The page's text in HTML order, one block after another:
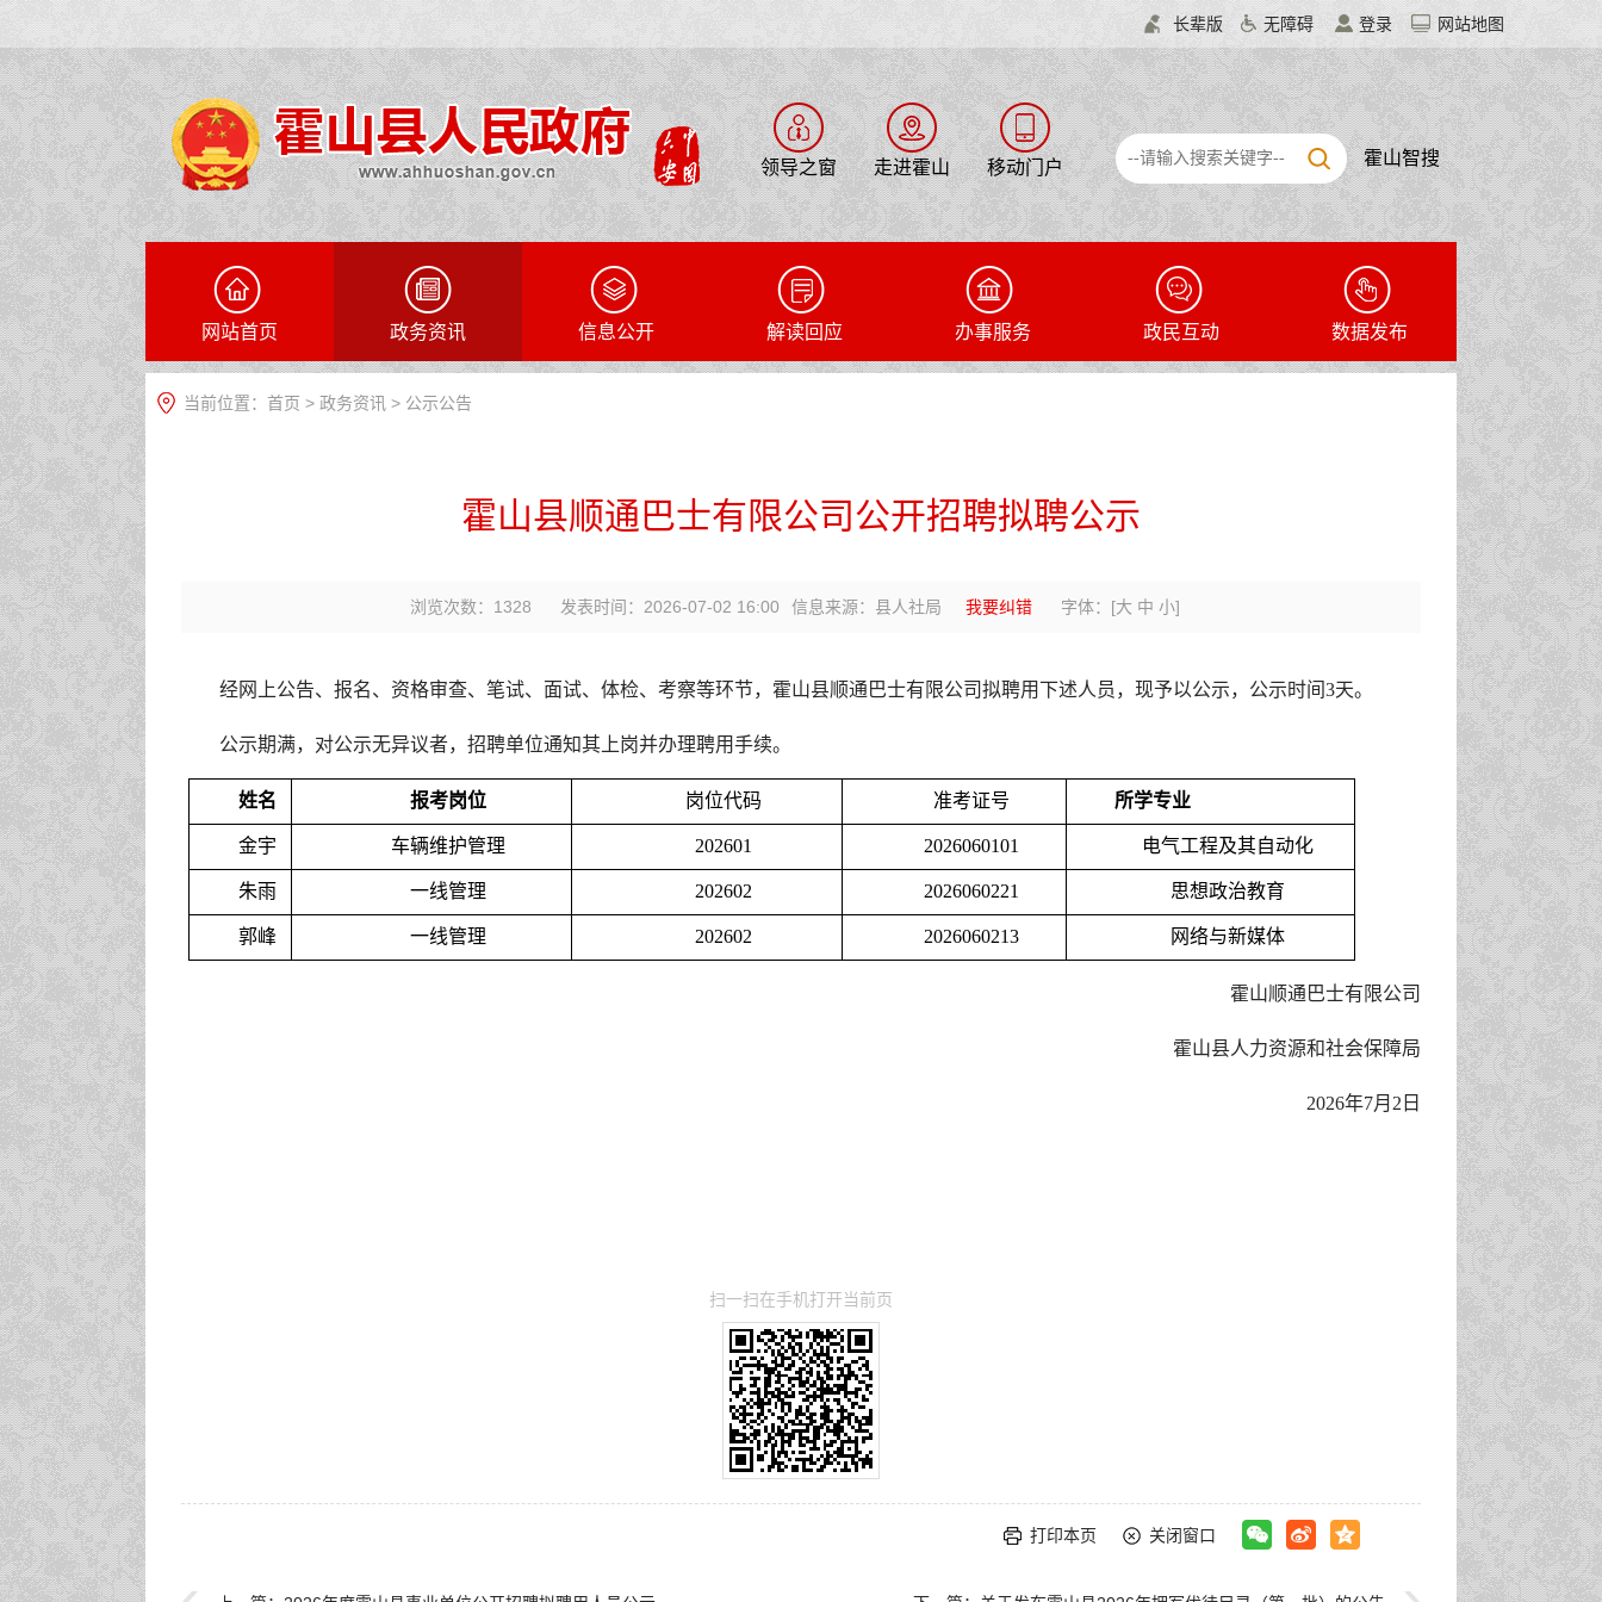
长辈版 无障碍 登录 网站地图
领导之窗 走进霍山 移动门户 霍山智搜
网站首页 政务资讯 信息公开 解读回应 办事服务 政民互动 数据发布
当前位置： 首页 > 政务资讯 > 公示公告
霍山县顺通巴士有限公司公开招聘拟聘公示
浏览次数： 1328 发表时间：2026-07-02 16:00 信息来源：县人社局 我要纠错 字体： [大 中 小]
经网上公告、报名、资格审查、笔试、面试、体检、考察等环节，霍山县顺通巴士有限公司拟聘用下述人员，现予以公示，公示时间3天。
公示期满，对公示无异议者，招聘单位通知其上岗并办理聘用手续。
姓名 报考岗位 岗位代码 准考证号 所学专业
金宇 车辆维护管理 202601 2026060101 电气工程及其自动化
朱雨 一线管理 202602 2026060221 思想政治教育
郭峰 一线管理 202602 2026060213 网络与新媒体
霍山顺通巴士有限公司
霍山县人力资源和社会保障局
2026年7月2日
扫一扫在手机打开当前页
打印本页 关闭窗口